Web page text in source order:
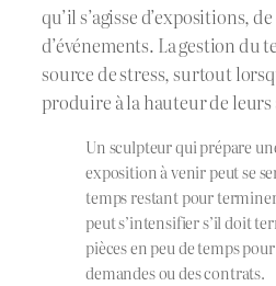
qu’il s’agisse d’expositions,
d’événements. La gestion du
source de stress, surtout
produire à la hauteur de
Un sculpteur qui prépare
exposition à venir peut se
temps restant pour
peut s’intensifier s’il doit
pièces en peu de temps
demandes ou des contrats.